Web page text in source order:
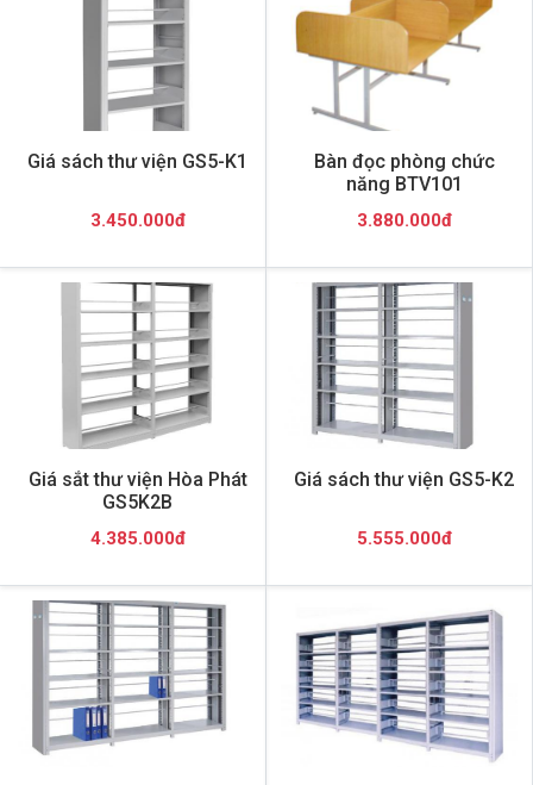
Giá sách thư viện GS5-K1
3.450.000đ
Bàn đọc phòng chức
năng BTV101
3.880.000đ
Giá sắt thư viện Hòa Phát
GS5K2B
4.385.000đ
Giá sách thư viện GS5-K2
5.555.000đ